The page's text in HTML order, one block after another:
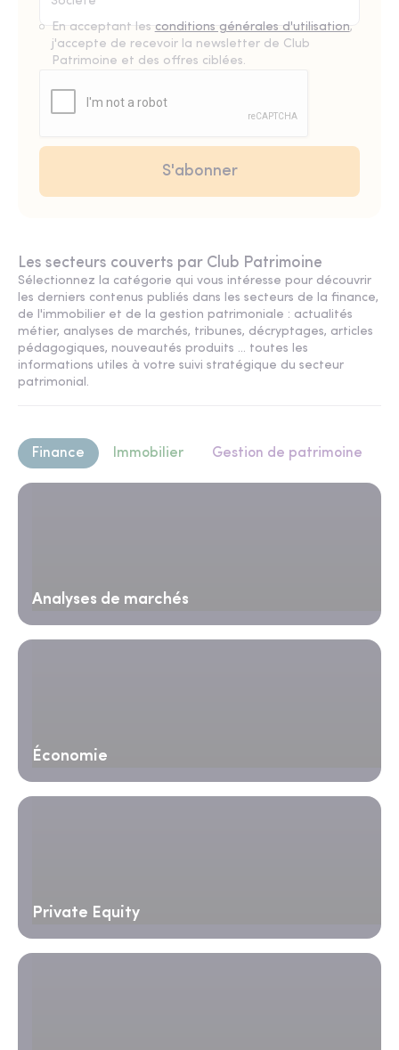
En acceptant les conditions générales d'utilisation,
j'accepte de recevoir la newsletter de Club
Patrimoine et des offres ciblées.
Les secteurs couverts par Club Patrimoine
Sélectionnez la catégorie qui vous intéresse pour découvrir
les derniers contenus publiés dans les secteurs de la finance,
de l'immobilier et de la gestion patrimoniale : actualités
métier, analyses de marchés, tribunes, décryptages, articles
pédagogiques, nouveautés produits ... toutes les
informations utiles à votre suivi stratégique du secteur
patrimonial.
Finance Immobilier Gestion de patrimoine
Analyses de marchés
Économie
Private Equity